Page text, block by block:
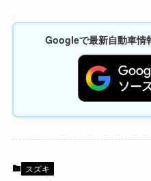
Googleで最新自動車情
スズキ